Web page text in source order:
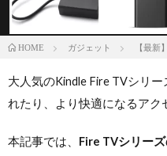
HOME ガジェット 【最
大人気のKindle Fire TVシリ
れたり、より快適になるアク
本記事では、 Fire TVシリー